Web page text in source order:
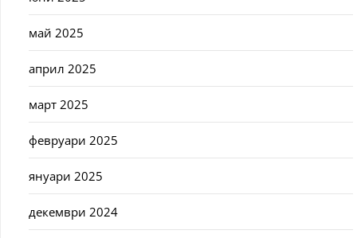
май 2025
април 2025
март 2025
февруари 2025
януари 2025
декември 2024